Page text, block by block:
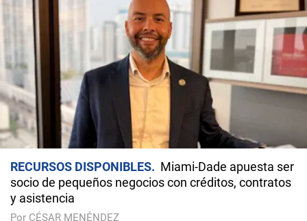
RECURSOS DISPONIBLES
Miami-Dade apuesta ser
socio de pequeños negocios con créditos, contratos
y asistencia
Por CÉSAR MENÉNDEZ